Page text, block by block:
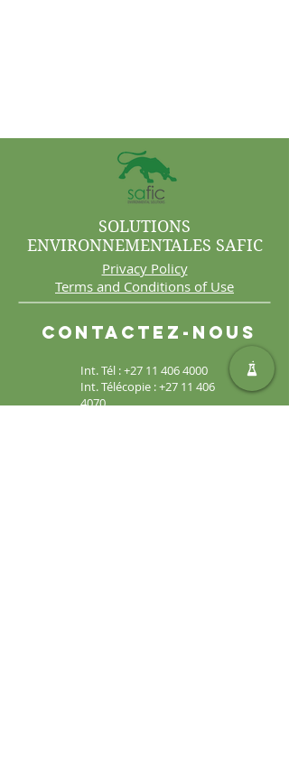
Int. Tél :+27 11 406 4000
Int. Télécopie :+27 11 406
4070
Contactez-nous
SOLUTIONS
ENVIRONNEMENTALES SAFIC
Privacy Policy
Terms and Conditions of Use